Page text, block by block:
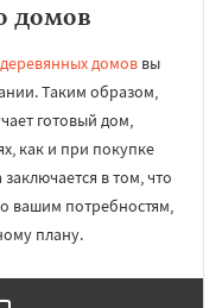
домов
домоввы
Таким образом,
готовый дом,
как и при покупке
в том, что
вашим потребностям,
плану.